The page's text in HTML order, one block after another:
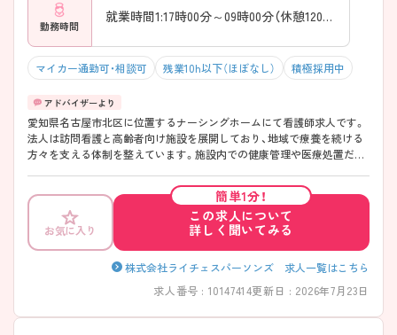
勤務時間
就業時間1:17時00分～09時00分（休憩120分）
マイカー通勤可・相談可 残業10h以下（ほぼなし） 積極採用中
愛知県名古屋市北区に位置するナーシングホームにて看護師求人です。
法人は訪問看護と高齢者向け施設を展開しており、地域で療養を続ける
方々を支える体制を整えています。施設内での健康管理や医療処置だけ
る点も特徴です。 ご興味をお持ちの方には詳細の情報や面接のポイント
をお伝えしますのでお気軽にお問い合わせくださいませ。
お気に入り
簡単1分！
この求人について
詳しく聞いてみる
株式会社ライチェスパーソンズ 求人一覧はこちら
求人番号 : 10147414更新日 : 2026年7月23日